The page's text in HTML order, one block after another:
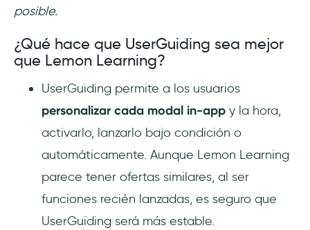
posible.
¿Qué hace que UserGuiding sea mejor
que Lemon Learning?
UserGuiding permite a los usuarios
personalizar cada modal in-app y la hora,
activarlo, lanzarlo bajo condición o
automáticamente. Aunque Lemon Learning
parece tener ofertas similares, al ser
funciones recién lanzadas, es seguro que
UserGuiding será más estable.